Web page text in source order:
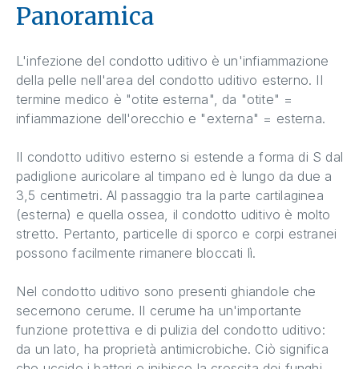
Panoramica
L'infezione del condotto uditivo è un'infiammazione
della pelle nell'area del condotto uditivo esterno. Il
termine medico è "otite esterna", da "otite" =
infiammazione dell'orecchio e "externa" = esterna.
Il condotto uditivo esterno si estende a forma di S dal
padiglione auricolare al timpano ed è lungo da due a
3,5 centimetri. Al passaggio tra la parte cartilaginea
(esterna) e quella ossea, il condotto uditivo è molto
stretto. Pertanto, particelle di sporco e corpi estranei
possono facilmente rimanere bloccati lì.
Nel condotto uditivo sono presenti ghiandole che
secernono cerume. Il cerume ha un'importante
funzione protettiva e di pulizia del condotto uditivo:
da un lato, ha proprietà antimicrobiche. Ciò significa